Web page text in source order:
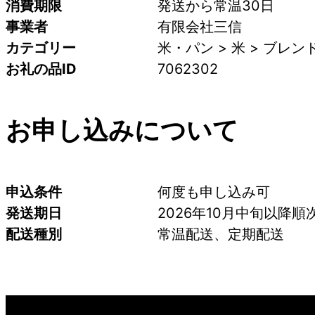
消費期限
発送から常温30日
事業者
有限会社三信
カテゴリー
米・パン > 米 > ブレン
お礼の品ID
7062302
お申し込みについて
申込条件
何度も申し込み可
発送期日
2026年10月中旬以降順
配送種別
常温配送、定期配送